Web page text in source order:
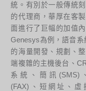
統。有別於一般傳統
的代理商，華厚在客
面進行了巨幅的加值
Genesys為例，語音系
的海量開發、規劃、
端複雜的主機後台、
系統、簡訊(SMS)
(FAX)、短網址、虛